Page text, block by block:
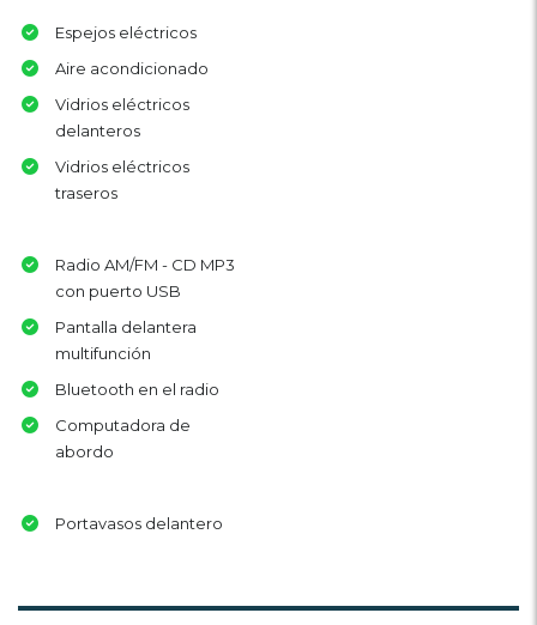
Espejos eléctricos
Aire acondicionado
Vidrios eléctricos
delanteros
Vidrios eléctricos
traseros
Radio AM/FM - CD MP3
con puerto USB
Pantalla delantera
multifunción
Bluetooth en el radio
Computadora de
abordo
Portavasos delantero